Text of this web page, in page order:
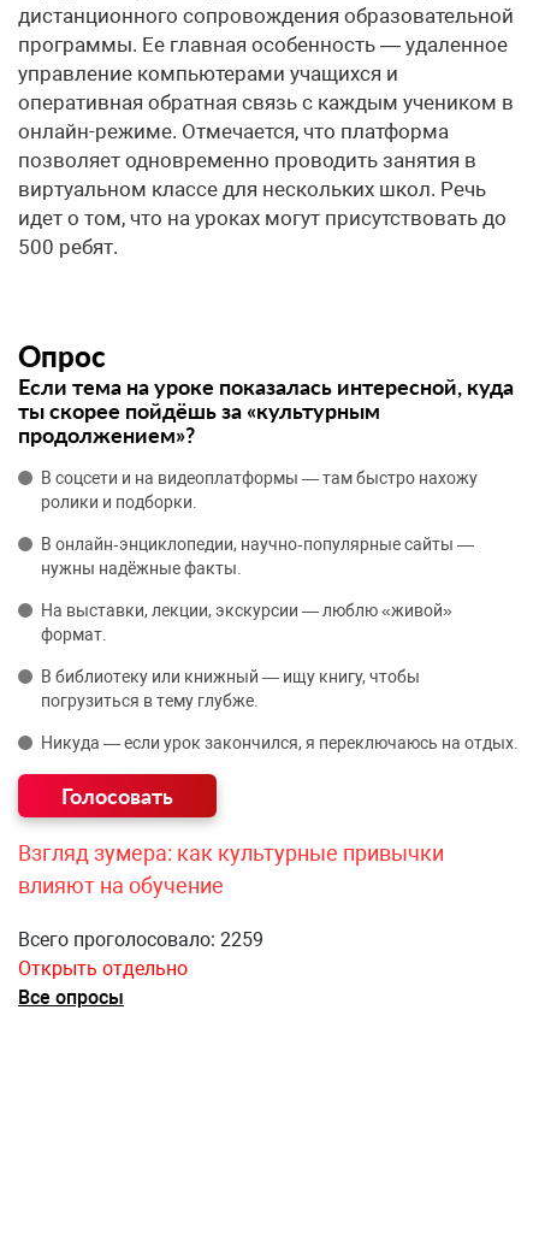
дистанционного сопровождения образовательной
программы. Ее главная особенность — удаленное
управление компьютерами учащихся и
оперативная обратная связь с каждым учеником в
онлайн-режиме. Отмечается, что платформа
позволяет одновременно проводить занятия в
виртуальном классе для нескольких школ. Речь
идет о том, что на уроках могут присутствовать до
500 ребят.
Опрос
Если тема на уроке показалась интересной, куда
ты скорее пойдёшь за «культурным
продолжением»?
В соцсети и на видеоплатформы — там быстро нахожу
ролики и подборки.
В онлайн‑энциклопедии, научно‑популярные сайты —
нужны надёжные факты.
На выставки, лекции, экскурсии — люблю «живой»
формат.
В библиотеку или книжный — ищу книгу, чтобы
погрузиться в тему глубже.
Никуда — если урок закончился, я переключаюсь на отдых.
Взгляд зумера: как культурные привычки
влияют на обучение
Всего проголосовало: 2259
Открыть отдельно
Все опросы